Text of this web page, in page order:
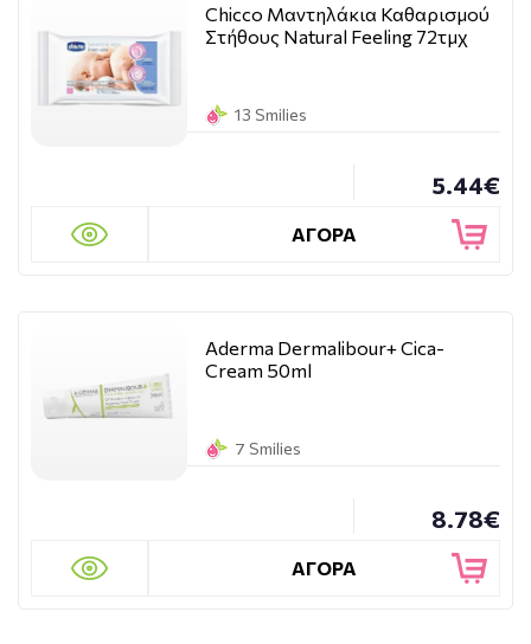
Chicco Μαντηλάκια Καθαρισμού
Στήθους Natural Feeling 72τμχ
13 Smilies
5.44€
ΑΓΟΡΑ
Aderma Dermalibour+ Cica-
Cream 50ml
7 Smilies
8.78€
ΑΓΟΡΑ